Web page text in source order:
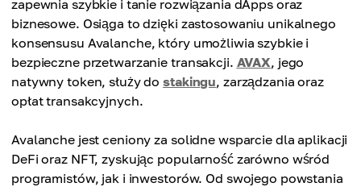
zapewnia szybkie i tanie rozwiązania dApps oraz
biznesowe. Osiąga to dzięki zastosowaniu unikalnego
konsensusu Avalanche, który umożliwia szybkie i
bezpieczne przetwarzanie transakcji. AVAX, jego
natywny token, służy dostakingu, zarządzania oraz
opłat transakcyjnych.
Avalanche jest ceniony za solidne wsparcie dla aplikacji
DeFi oraz NFT, zyskując popularność zarówno wśród
programistów, jak i inwestorów. Od swojego powstania